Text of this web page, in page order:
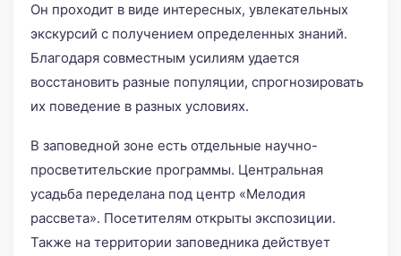
Он проходит в виде интересных, увлекательных
экскурсий с получением определенных знаний.
Благодаря совместным усилиям удается
восстановить разные популяции, спрогнозировать
их поведение в разных условиях.
В заповедной зоне есть отдельные научно-
просветительские программы. Центральная
усадьба переделана под центр «Мелодия
рассвета». Посетителям открыты экспозиции.
Также на территории заповедника действует